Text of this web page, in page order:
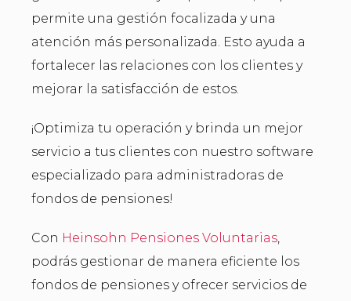
permite una gestión focalizada y una
atención más personalizada. Esto ayuda a
fortalecer las relaciones con los clientes y
mejorar la satisfacción de estos.
¡Optimiza tu operación y brinda un mejor
servicio a tus clientes con nuestro software
especializado para administradoras de
fondos de pensiones!
Con Heinsohn Pensiones Voluntarias,
podrás gestionar de manera eficiente los
fondos de pensiones y ofrecer servicios de